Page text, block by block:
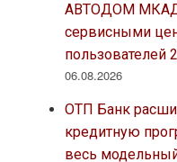
АВТОДОМ МКАД
сервисными
пользователей
06.08.2026
ОТП Банк
кредитную
весь